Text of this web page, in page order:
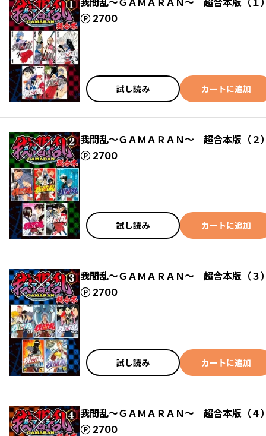
2700
ポイント
試し読み カートに追加
我間乱～ＧＡＭＡＲＡＮ～ 超合本版（２
2700
ポイント
試し読み カートに追加
我間乱～ＧＡＭＡＲＡＮ～ 超合本版（３
2700
ポイント
試し読み カートに追加
我間乱～ＧＡＭＡＲＡＮ～ 超合本版（４
2700
ポイント